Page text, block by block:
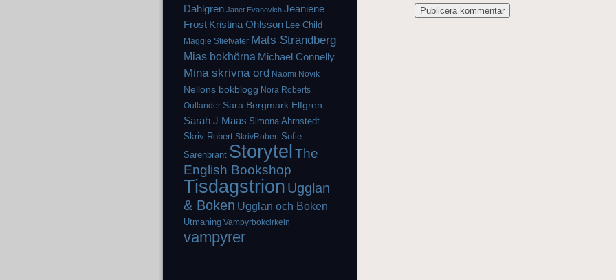
Dahlgren Janet Evanovich Jeaniene
Frost Kristina Ohlsson Lee Child
Maggie Stiefvater Mats Strandberg
Mias bokhörna Michael Connelly
Mina skrivna ord Naomi Novik
Nellons bokblogg Nora Roberts
Outlander Sara Bergmark Elfgren
Sarah J Maas Simona Ahrnstedt
Skriv-Robert SkrivRobert Sofie
Sarenbrant Storytel The
English Bookshop
Tisdagstrion Ugglan
& Boken Ugglan och Boken
Utmaning Vampyrbokcirkeln
vampyrer